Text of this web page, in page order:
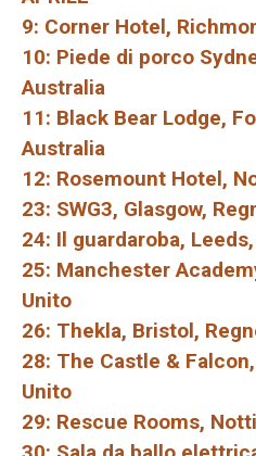
9: Corner Hotel,
10: Piede di porco
Australia
11: Black Bear Lodge,
Australia
12: Rosemount Hotel,
23: SWG3, Glasgow,
24: Il guardaroba,
25: Manchester
Unito
26: Thekla, Bristol,
28: The Castle &
Unito
29: Rescue Rooms,